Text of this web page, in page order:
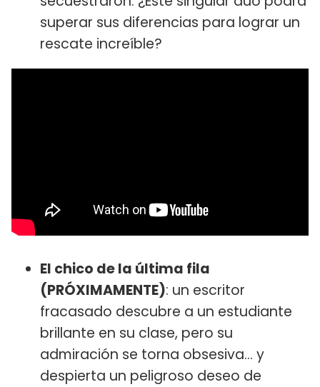
superar sus diferencias para lograr un
rescate increíble?
El chico de la última fila
(PRÓXIMAMENTE): un escritor
fracasado descubre a un estudiante
brillante en su clase, pero su
admiración se torna obsesiva… y
despierta un peligroso deseo de